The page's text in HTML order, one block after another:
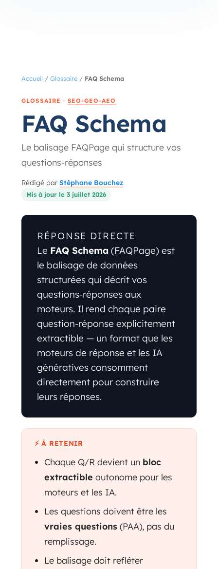
Accueil / Glossaire / FAQ Schema
GLOSSAIRE · SEO-GEO-AEO
FAQ Schema
Le balisage FAQPage qui structure vos
questions-réponses
Rédigé par Stéphane Bouchez
Mis à jour le 3 juillet 2026
RÉPONSE DIRECTE
Le FAQ Schema (FAQPage) est
le balisage de données
structurées qui décrit vos
questions-réponses aux
moteurs. Il rend chaque paire
question-réponse explicitement
extractible — un format que les
moteurs de réponse et les IA
génératives consomment
directement pour construire
leurs réponses.
⚡ À RETENIR
Chaque Q/R devient un bloc
extractible autonome pour les
moteurs et les IA.
Les questions doivent être les
vraies questions (PAA), pas du
remplissage.
Le balisage doit refléter